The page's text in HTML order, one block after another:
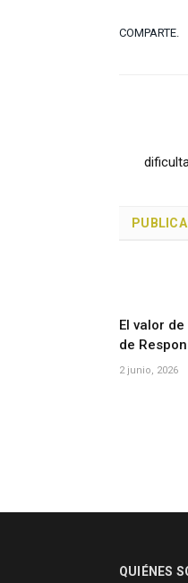
COMPARTE.
El valor
de
2 junio, 2026
QUIÉNES